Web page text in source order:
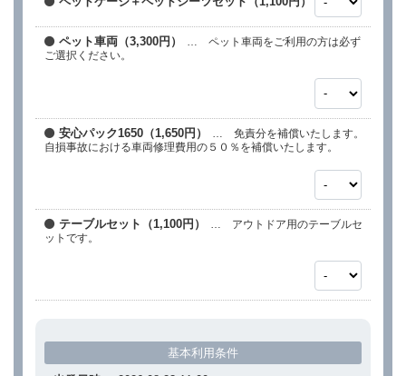
ペット車両（3,300円）
… ペット車両をご利用の方は必ず
ご選択ください。
安心パック1650（1,650円）
… 免責分を補償いたします。
自損事故における車両修理費用の５０％を補償いたします。
テーブルセット（1,100円）
… アウトドア用のテーブルセ
ットです。
基本利用条件